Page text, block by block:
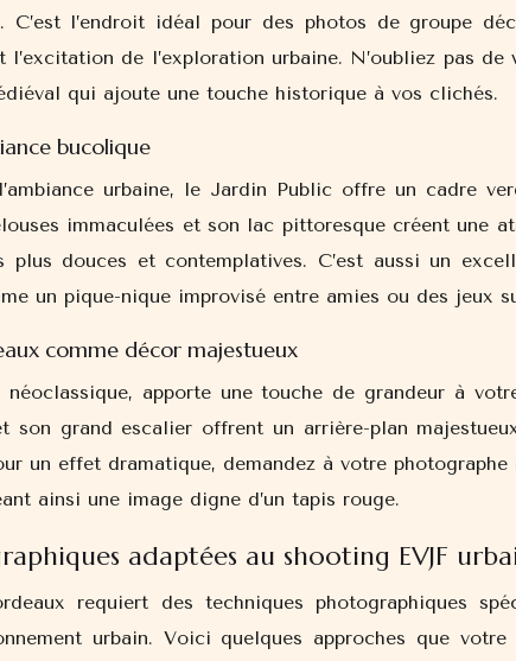
C’est l’endroit idéal pour des photos de groupe
l’excitation de l’exploration urbaine. N’oubliez pas
qui ajoute une touche historique à vos clichés.
bucolique
urbaine, le Jardin Public offre un cadre
immaculées et son lac pittoresque créent une
plus douces et contemplatives. C’est aussi un
un pique-nique improvisé entre amies ou des jeux
comme décor majestueux
apporte une touche de grandeur à
son grand escalier offrent un arrière-plan
un effet dramatique, demandez à votre
ainsi une image digne d’un tapis rouge.
adaptées au shooting EVJF
requiert des techniques photographiques
urbain. Voici quelques approches que